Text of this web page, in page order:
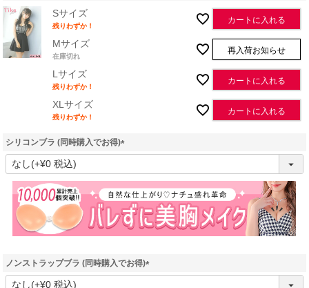
Sサイズ
残りわずか！
カートに入れる
Mサイズ
在庫切れ
再入荷お知らせ
Lサイズ
残りわずか！
カートに入れる
XLサイズ
残りわずか！
カートに入れる
シリコンブラ (同時購入でお得)
(
須
)
ノンストラップブラ (同時購入でお得)
(